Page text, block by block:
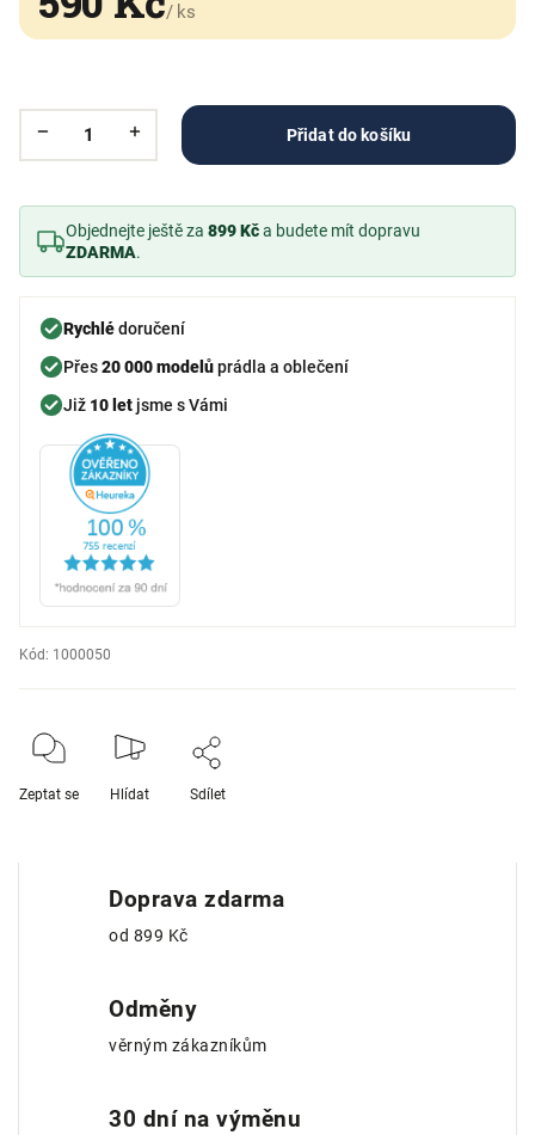
/ ks
Přidat do košíku
Objednejte ještě za 899 Kča budete mít dopravu
ZDARMA.
Rychlédoručení
Přes20 000 modelůprádla a oblečení
Již 10 let jsme s Vámi
Kód: 1000050
Zeptat se Hlídat Sdílet
Doprava zdarma
od 899 Kč
Odměny
věrným zákazníkům
30 dní na výměnu